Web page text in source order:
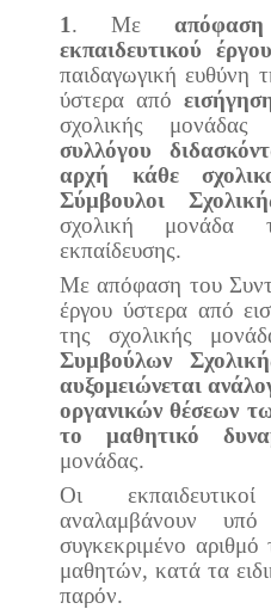
1. Με
εκπαιδευτικού έργου
παιδαγωγική ευθύνη
ύστερα από
σχολικής
συλλόγου
αρχή κάθε
Σύμβουλοι
σχολική μονάδα
εκπαίδευσης.
Με απόφαση του
έργου ύστερα από
της σχολικής
Συμβούλων
αυξομειώνεται
οργανικών θέσεων
το μαθητικό
μονάδας.
Οι
αναλαμβάνουν
συγκεκριμένο
μαθητών, κατά τα
παρόν.